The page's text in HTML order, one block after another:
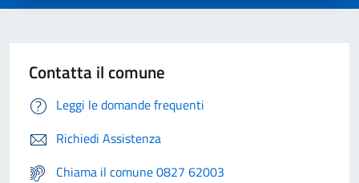
Contatta il comune
Leggi le domande frequenti
Richiedi Assistenza
Chiama il comune 0827 62003